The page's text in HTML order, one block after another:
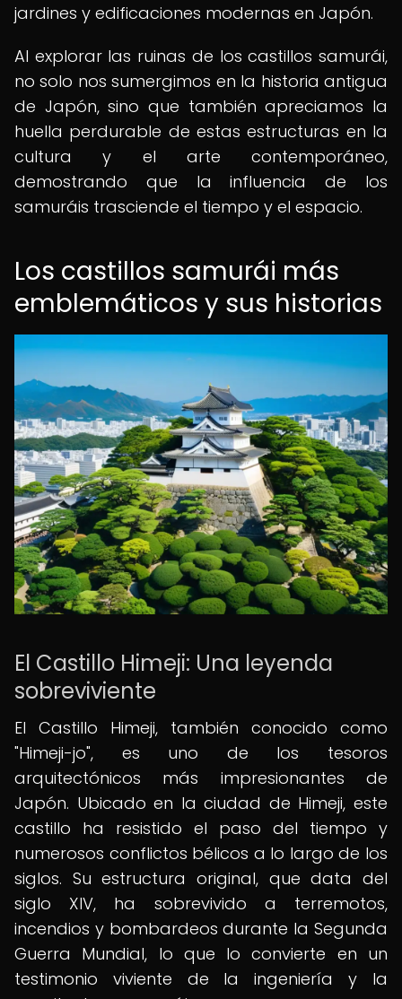
jardines y edificaciones modernas en Japón.
Al explorar las ruinas de los castillos samurái,
no solo nos sumergimos en la historia antigua
de Japón, sino que también apreciamos la
huella perdurable de estas estructuras en la
cultura y el arte contemporáneo,
demostrando que la influencia de los
samuráis trasciende el tiempo y el espacio.
Los castillos samurái más
emblemáticos y sus historias
El Castillo Himeji: Una leyenda
sobreviviente
El Castillo Himeji, también conocido como
"Himeji-jo", es uno de los tesoros
arquitectónicos más impresionantes de
Japón. Ubicado en la ciudad de Himeji, este
castillo ha resistido el paso del tiempo y
numerosos conflictos bélicos a lo largo de los
siglos. Su estructura original, que data del
siglo XIV, ha sobrevivido a terremotos,
incendios y bombardeos durante la Segunda
Guerra Mundial, lo que lo convierte en un
testimonio viviente de la ingeniería y la